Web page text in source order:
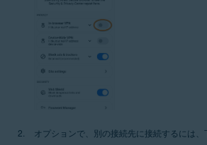
オプションで、別の接続先に接続するには、